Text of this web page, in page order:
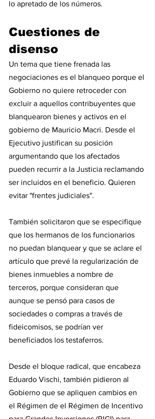
lo apretado de los números.
Cuestiones de
disenso
Un tema que tiene frenada las
negociaciones es el blanqueo porque el
Gobierno no quiere retroceder con
excluir a aquellos contribuyentes que
blanquearon bienes y activos en el
gobierno de Mauricio Macri. Desde el
Ejecutivo justifican su posición
argumentando que los afectados
pueden recurrir a la Justicia reclamando
ser incluidos en el beneficio. Quieren
evitar "frentes judiciales".
También solicitaron que se especifique
que los hermanos de los funcionarios
no puedan blanquear y que se aclare el
artículo que prevé la regularización de
bienes inmuebles a nombre de
terceros, porque consideran que
aunque se pensó para casos de
sociedades o compras a través de
fideicomisos, se podrían ver
beneficiados los testaferros.
Desde el bloque radical, que encabeza
Eduardo Vischi, también pidieron al
Gobierno que se apliquen cambios en
el Régimen de el Régimen de Incentivo